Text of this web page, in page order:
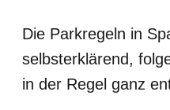
Die Parkregeln in
selbsterklärend,
in der Regel ganz